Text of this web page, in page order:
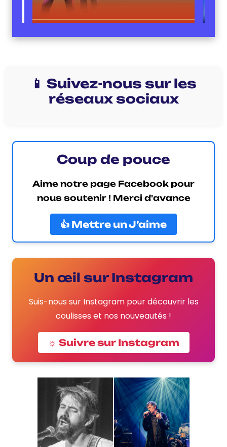
📱 Suivez-nous sur les
réseaux sociaux
Coup de pouce
Aime notre page Facebook pour
nous soutenir ! Merci d'avance
👍 Mettre un J’aime
Un œil sur Instagram
Suis-nous sur Instagram pour découvrir les
coulisses et nos nouveautés !
☼ Suivre sur Instagram